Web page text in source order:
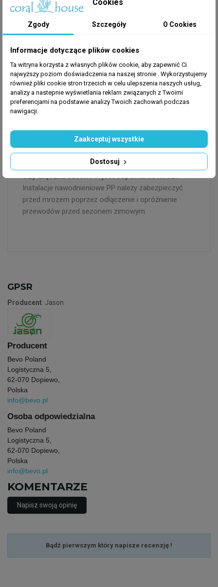
oporu. System zaciskowy blokuje się automatycznie
– połączenie jest szczelne natychmiast.
Czy złączka Jason jest kompatybilna z innymi
elementami Jason?
PP są ze sobą kompatybilne w tej samej średnicy.
Ile razy można zmontować i zdemontować
złączkę Jason?
System zaciskowy Jason jest zaprojektowany do
wielokrotnego użytku. Można montać i demontować
wielokrotnie bez utraty szczelności.
Do jakich rur pasuje złączka Jason 32 mm?
Do rur PP o zewnętrznej średnicy 32 mm (standard
instalacji nawodnieniowych).
Czy złączka Jason PP jest odporna na mróz?
Instalacje nawodnieniowe PP należy zabezpieczyć
przed mrozem poprzez odłączenie i opróżnienie
przewodów przed sezonem zimowym.
GPSR
Producent: Jason
Producent
Bevo Poland
Logistyczna 5,
62-070 Dopiewo,
Polska
info@bevo.pl
Osoba odpowiedzialna
Bevo Poland
Logistyczna 5,
62-070 Dopiewo,
Polska
info@bevo.pl
KOMENTARZE
Napisz swoją opinię
Bądź pierwszym który napisze recenzję !
Cookies
Zgody Szczegóły O Cookies
Informacje dotyczące plików cookies
Ta witryna korzysta z własnych plików cookie, aby zapewnić Ci
najwyższy poziom doświadczenia na naszej stronie . Wykorzystujemy
również pliki cookie stron trzecich w celu ulepszenia naszych usług,
analizy a nastepnie wyświetlania reklam związanych z Twoimi
preferencjami na podstawie analizy Twoich zachowań podczas
nawigacji.
Dostosuj
Zaakceptuj wszystkie